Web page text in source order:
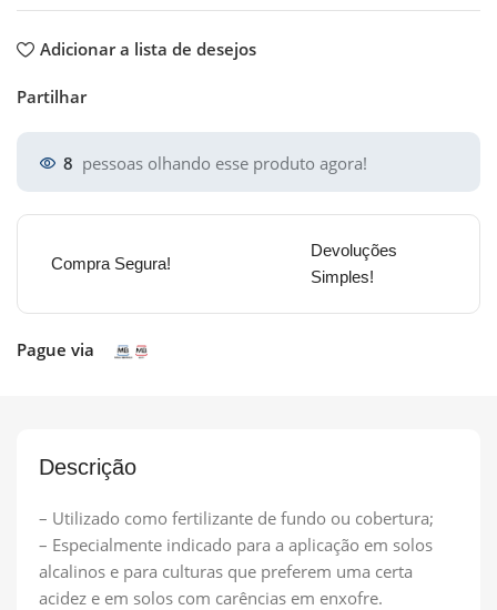
Adicionar a lista de desejos
Partilhar
8 pessoas olhando esse produto agora!
Compra Segura!
Devoluções
Simples!
Pague via
Descrição
– Utilizado como fertilizante de fundo ou cobertura;
– Especialmente indicado para a aplicação em solos
alcalinos e para culturas que preferem uma certa
acidez e em solos com carências em enxofre.